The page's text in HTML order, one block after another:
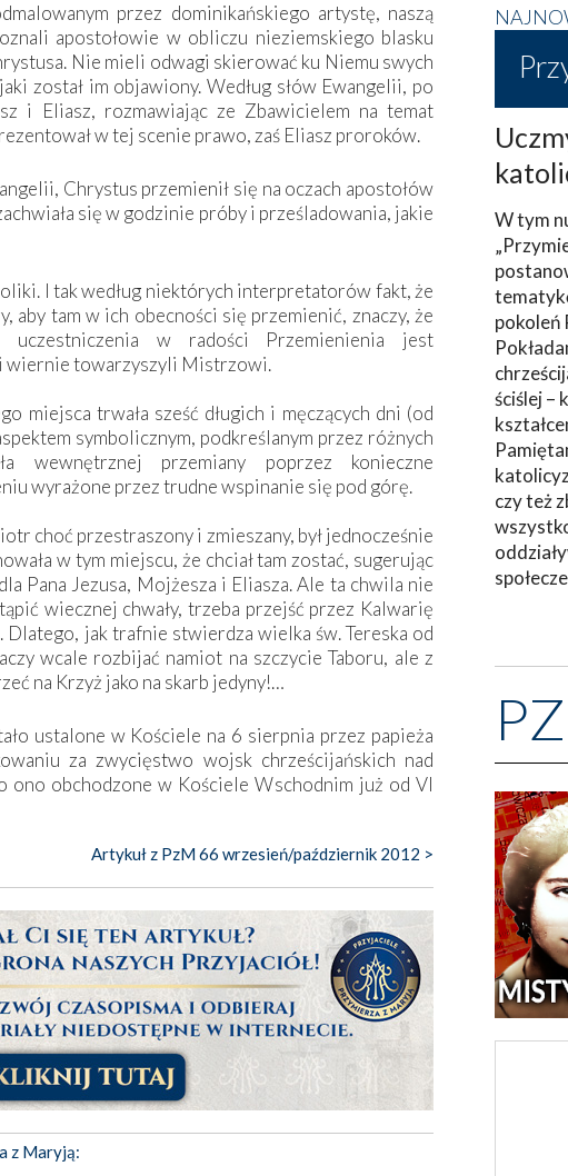
przez dominikańskiego artystę, naszą
apostołowie w obliczu nieziemskiego blasku
Nie mieli odwagi skierować ku Niemu swych
został im objawiony. Według słów Ewangelii, po
i Eliasz, rozmawiając ze Zbawicielem na temat
w tej scenie prawo, zaś Eliasz proroków.
Chrystus przemienił się na oczach apostołów
się w godzinie próby i prześladowania, jakie
I tak według niektórych interpretatorów fakt, że
aby tam w ich obecności się przemienić, znaczy, że
w radości Przemienienia jest
wiernie towarzyszyli Mistrzowi.
miejsca trwała sześć długich i męczących dni (od
symbolicznym, podkreślanym przez różnych
wewnętrznej przemiany poprzez konieczne
wyrażone przez trudne wspinanie się pod górę.
choć przestraszony i zmieszany, był jednocześnie
w tym miejscu, że chciał tam zostać, sugerując
Pana Jezusa, Mojżesza i Eliasza. Ale ta chwila nie
wiecznej chwały, trzeba przejść przez Kalwarię
Dlatego, jak trafnie stwierdza wielka św. Tereska od
wcale rozbijać namiot na szczycie Taboru, ale z
na Krzyż jako na skarb jedyny!…
ustalone w Kościele na 6 sierpnia przez papieża
za zwycięstwo wojsk chrześcijańskich nad
ono obchodzone w Kościele Wschodnim już od VI
Artykuł z PzM 66 wrzesień/październik 2012 >
z Maryją:
W tym
pokoleń
ściślej –
czy też